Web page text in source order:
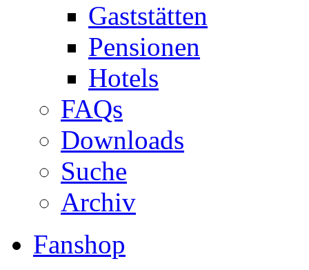
Gaststätten
Pensionen
Hotels
FAQs
Downloads
Suche
Archiv
Fanshop